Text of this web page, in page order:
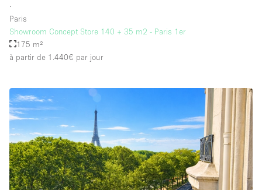
Sur Rue
Surface Habitable
Terrace
Toilettes
Water Access
Éclairage
Électricité
∙
Paris
Showroom Concept Store 140 + 35 m2 - Paris 1er
175 m²
à partir de 1.440€ par jour